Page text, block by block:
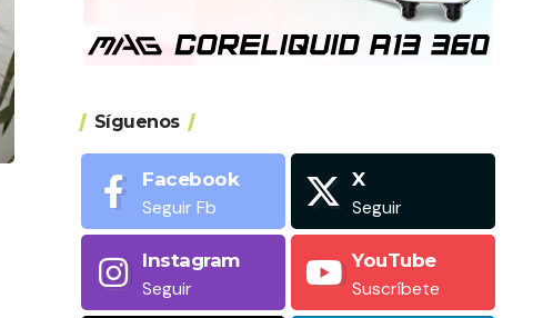
Síguenos
Facebook
Seguir Fb
X
Seguir
Instagram
Seguir
YouTube
Suscríbete